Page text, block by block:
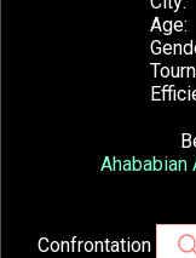
Age
Ahababian
Confrontation